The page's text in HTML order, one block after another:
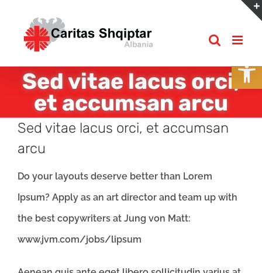
content
Sed vitae lacus orci,
et accumsan arcu
Sed vitae lacus orci, et accumsan
arcu
Do your layouts deserve better than Lorem
Ipsum? Apply as an art director and team up with
the best copywriters at Jung von Matt:
www.jvm.com/jobs/lipsum